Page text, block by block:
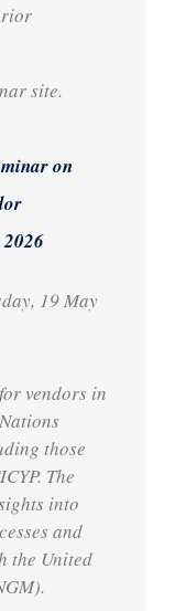
site.
on
19 May
vendors in
those
The
into
and
the United